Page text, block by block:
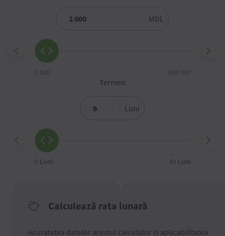
MDL
2 000 400 000
Termen
Luni
6 Luni 60 Luni
Calculează rata lunară
Acuratețea datelor acestui calculator și aplicabilitatea